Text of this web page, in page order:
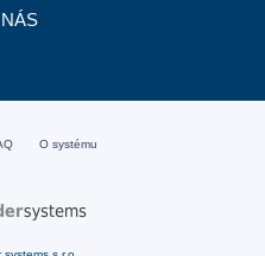
O systému